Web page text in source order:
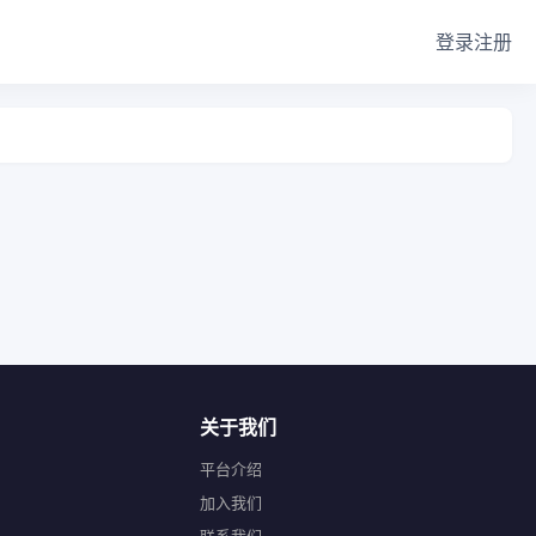
登录注册
关于我们
平台介绍
加入我们